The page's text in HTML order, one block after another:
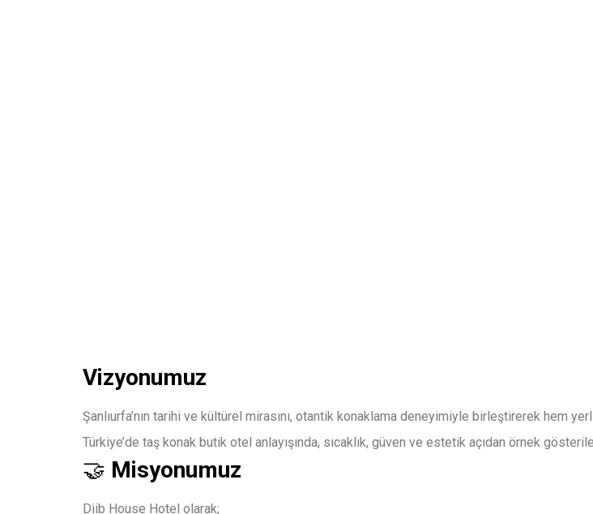
Vizyonumuz
Şanlıurfa’nın tarihi ve kültürel mirasını, otantik konaklama deneyimiyle birleştirerek hem
Türkiye’de taş konak butik otel anlayışında, sıcaklık, güven ve estetik açıdan örnek
🤝 Misyonumuz
Diib House Hotel olarak;